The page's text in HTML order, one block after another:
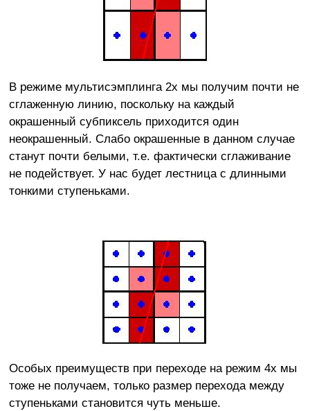
В режиме мультисэмплинга 2х мы получим почти не
сглаженную линию, поскольку на каждый
окрашенный субпиксель приходится один
неокрашенный. Слабо окрашенные в данном случае
станут почти белыми, т.е. фактически сглаживание
не подействует. У нас будет лестница с длинными
тонкими ступеньками.
Особых преимуществ при переходе на режим 4х мы
тоже не получаем, только размер перехода между
ступеньками становится чуть меньше.